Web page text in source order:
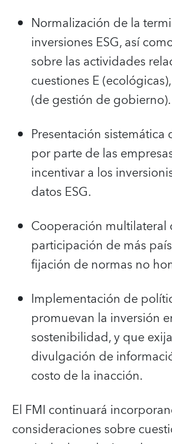
Normalización de la
inversiones ESG, así
sobre las actividades
cuestiones E
(de gestión de gobierno).
Presentación
por parte de las
incentivar a los
datos ESG.
Cooperación multilateral
participación de más
fijación de normas no
Implementación de
promuevan la inversión
sostenibilidad, y que
divulgación de
costo de la inacción.
El FMI continuará
consideraciones sobre